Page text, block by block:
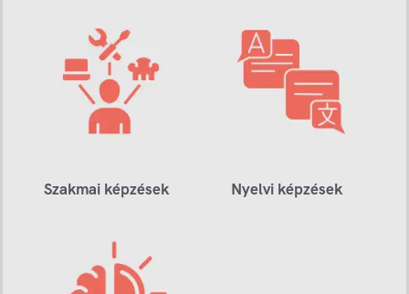
Szakmai képzések Nyelvi képzések